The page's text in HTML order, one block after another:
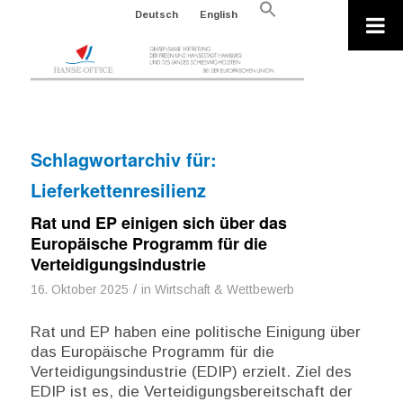
Deutsch English
Search
Schlagwortarchiv für:
Lieferkettenresilienz
Rat und EP einigen sich über das
Europäische Programm für die
Verteidigungsindustrie
16. Oktober 2025 / in Wirtschaft & Wettbewerb
Rat und EP haben eine politische Einigung über
das Europäische Programm für die
Verteidigungsindustrie (EDIP) erzielt. Ziel des
EDIP ist es, die Verteidigungsbereitschaft der